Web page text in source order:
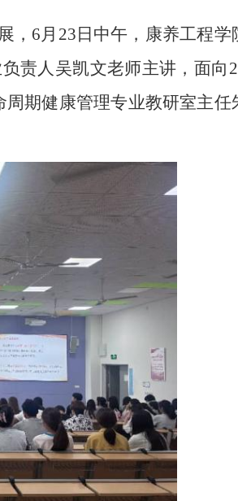
，6月23日中午，康养工程
责人吴凯文老师主讲，面向
期健康管理专业教研室主